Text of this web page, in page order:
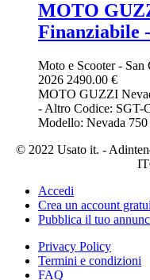
MOTO
Finanziabile
Moto e Scooter- San
2026 2490.00 €
MOTO GUZZI
- Altro Codice: SGT-
Modello: Nevada
© 2022 Usato it. -
Accedi
Crea un account
Pubblica il tuo
Privacy Policy
Termini e condizioni
FAQ